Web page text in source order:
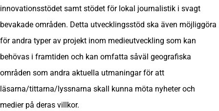
innovationsstödet samt stödet för lokal journalistik i svagt
bevakade områden. Detta utvecklingsstöd ska även möjliggöra
för andra typer av projekt inom medieutveckling som kan
behövas i framtiden och kan omfatta såväl geografiska
områden som andra aktuella utmaningar för att
läsarna/tittarna/lyssnarna skall kunna möta nyheter och
medier på deras villkor.